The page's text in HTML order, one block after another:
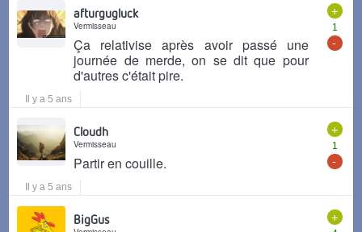
+
1
-
afturgugluck
Vermisseau
Ça relativise après avoir passé une
journée de merde, on se dit que pour
d'autres c'était pire.
Il y a 5 ans
+
1
-
Cloudh
Vermisseau
Partir en couille.
Il y a 5 ans
+
BigGus